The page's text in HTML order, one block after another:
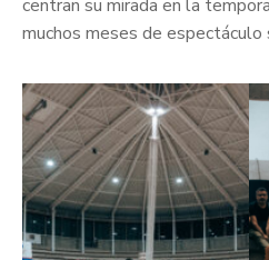
centran su mirada en la
muchos meses de espectáculo